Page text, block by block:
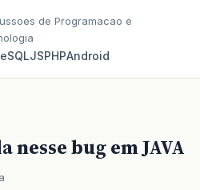
de Programacao e
SQLJSPHPAndroid
nesse bug em JAVA